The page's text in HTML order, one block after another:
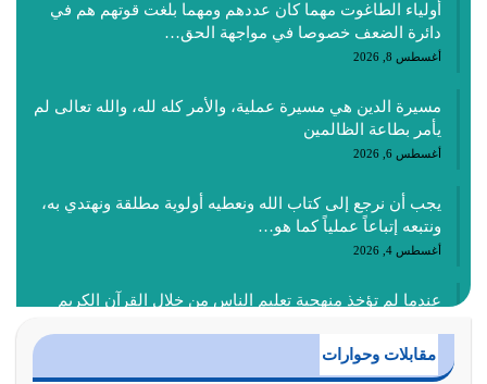
أولياء الطاغوت مهما كان عددهم ومهما بلغت قوتهم هم في
دائرة الضعف خصوصا في مواجهة الحق…
أغسطس 8, 2026
مسيرة الدين هي مسيرة عملية، والأمر كله لله، والله تعالى لم
يأمر بطاعة الظالمين
أغسطس 6, 2026
يجب أن نرجع إلى كتاب الله ونعطيه أولوية مطلقة ونهتدي به،
ونتبعه إتباعاً عملياً كما هو…
أغسطس 4, 2026
عندما لم تؤخذ منهجية تعليم الناس من خلال القرآن الكريم
أغسطس 3, 2026
مقابلات وحوارات